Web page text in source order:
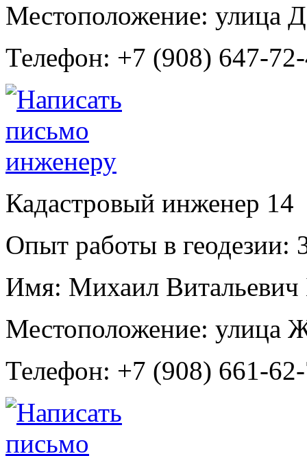
Местоположение: улица
Телефон: +7 (908) 647-
Кадастровый инженер 14
Опыт работы в геодезии:
Имя: Михаил Витальевич
Местоположение: улица
Телефон: +7 (908) 661-